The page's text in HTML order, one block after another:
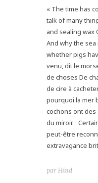
« The time has
talk of many
and sealing wax
And why the
whether pigs
venu, dit le
de choses De
de cire à
pourquoi la mer
cochons ont des
du miroir.
peut-être
extravagance
par Hind